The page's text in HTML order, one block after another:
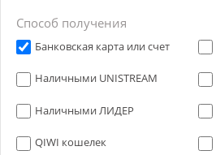
Способ получения
Банковская карта или счет
Наличными UNISTREAM
Наличными ЛИДЕР
QIWI кошелек